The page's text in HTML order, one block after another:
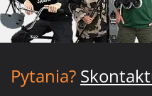
Pytania?